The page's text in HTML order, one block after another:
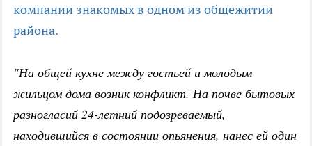
компании знакомых в одном из общежитии
района.
"На общей кухне между гостьей и молодым
жильцом дома возник конфликт. На почве бытовых
разногласий 24-летний подозреваемый,
находившийся в состоянии опьянения, нанес ей один